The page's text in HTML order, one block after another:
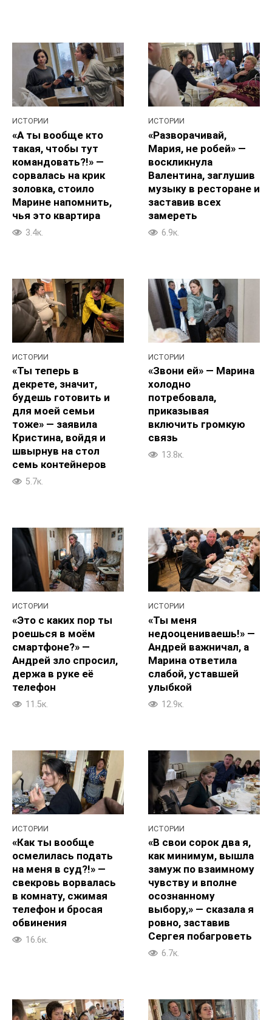
ИСТОРИИ
«А ты вообще кто
такая, чтобы тут
командовать?!» —
сорвалась на крик
золовка, стоило
Марине напомнить,
чья это квартира
3.4к.
ИСТОРИИ
«Разворачивай,
Мария, не робей» —
воскликнула
Валентина, заглушив
музыку в ресторане и
заставив всех
замереть
6.9к.
ИСТОРИИ
«Ты теперь в
декрете, значит,
будешь готовить и
для моей семьи
тоже» — заявила
Кристина, войдя и
швырнув на стол
семь контейнеров
5.7к.
ИСТОРИИ
«Звони ей» — Марина
холодно
потребовала,
приказывая
включить громкую
связь
13.8к.
ИСТОРИИ
«Это с каких пор ты
роешься в моём
смартфоне?» —
Андрей зло спросил,
держа в руке её
телефон
11.5к.
ИСТОРИИ
«Ты меня
недооцениваешь!» —
Андрей важничал, а
Марина ответила
слабой, уставшей
улыбкой
12.9к.
ИСТОРИИ
«Как ты вообще
осмелилась подать
на меня в суд?!» —
свекровь ворвалась
в комнату, сжимая
телефон и бросая
обвинения
16.6к.
ИСТОРИИ
«В свои сорок два я,
как минимум, вышла
замуж по взаимному
чувству и вполне
осознанному
выбору,» — сказала я
ровно, заставив
Сергея побагроветь
6.7к.